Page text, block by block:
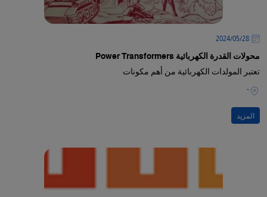
28‏/05‏/2024
محولات القدرة الكهربائية Power Transformers
تعتبر المولدات الكهربائية من أهم مكونات
-
المزيد